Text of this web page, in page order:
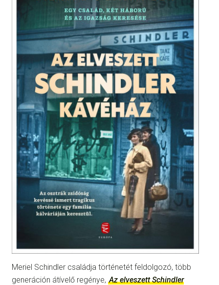
Meriel Schindler családja történetét feldolgozó, több
generáción átívelő regénye, Az elveszett Schindler